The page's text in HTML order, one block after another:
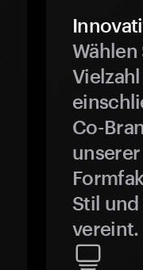
Wählen
Co-
Stil
vereint.